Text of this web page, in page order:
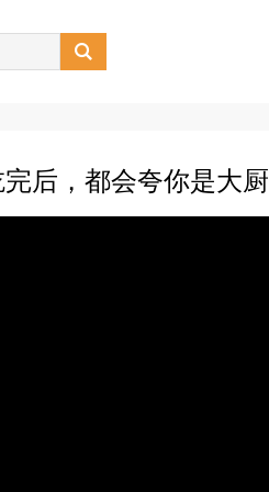

后，都会夸你是大厨